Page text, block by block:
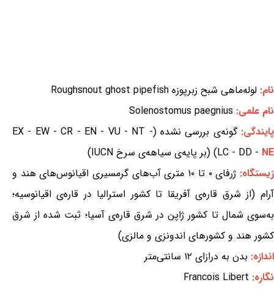
نام: لوله‌ماهی شبح زبرپوزه Roughsnout ghost pipefish
نام علمی: Solenostomus paegnius
پایندگی:
گونه‌ی بررسی نشده (EX - EW - CR - EN - VU - NT -
LC - DD - NE
) (بر پایه‌ی سیاهه‌ی سرخ IUCN)
زیستگاه:
ژرفای ۰ تا ۱۰ متری آب‌های گرمسیری اقیانوس‌های هند و
آرام (از شرق قاره‌ی آفریقا تا کشور استرالیا در قاره‌ی اقیانوسیه؛
به‌سوی شمال تا کشور ژاپن در شرق قاره‌ی آسیا؛ ثبت شده از شرق
کشور هند و کشورهای اندونزی و مالزی)
اندازه: بدن به درازای ۱۲ سانتی‌متر
نگاره: Francois Libert